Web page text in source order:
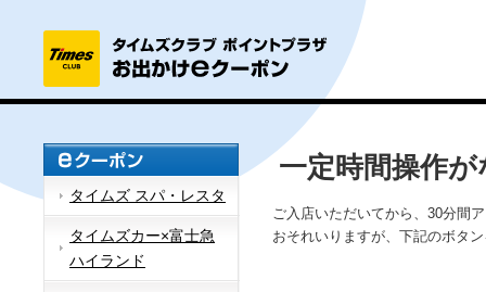
タイムズ スパ・レスタ
タイムズカー×富士急
ハイランド
一定時間操作
ご入店いただいてから、30分間
おそれいりますが、下記のボタ